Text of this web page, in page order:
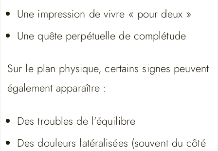
Une impression de vivre « pour deux »
Une quête perpétuelle de complétude
Sur le plan physique, certains signes peuvent
également apparaître :
Des troubles de l’équilibre
Des douleurs latéralisées (souvent du côté